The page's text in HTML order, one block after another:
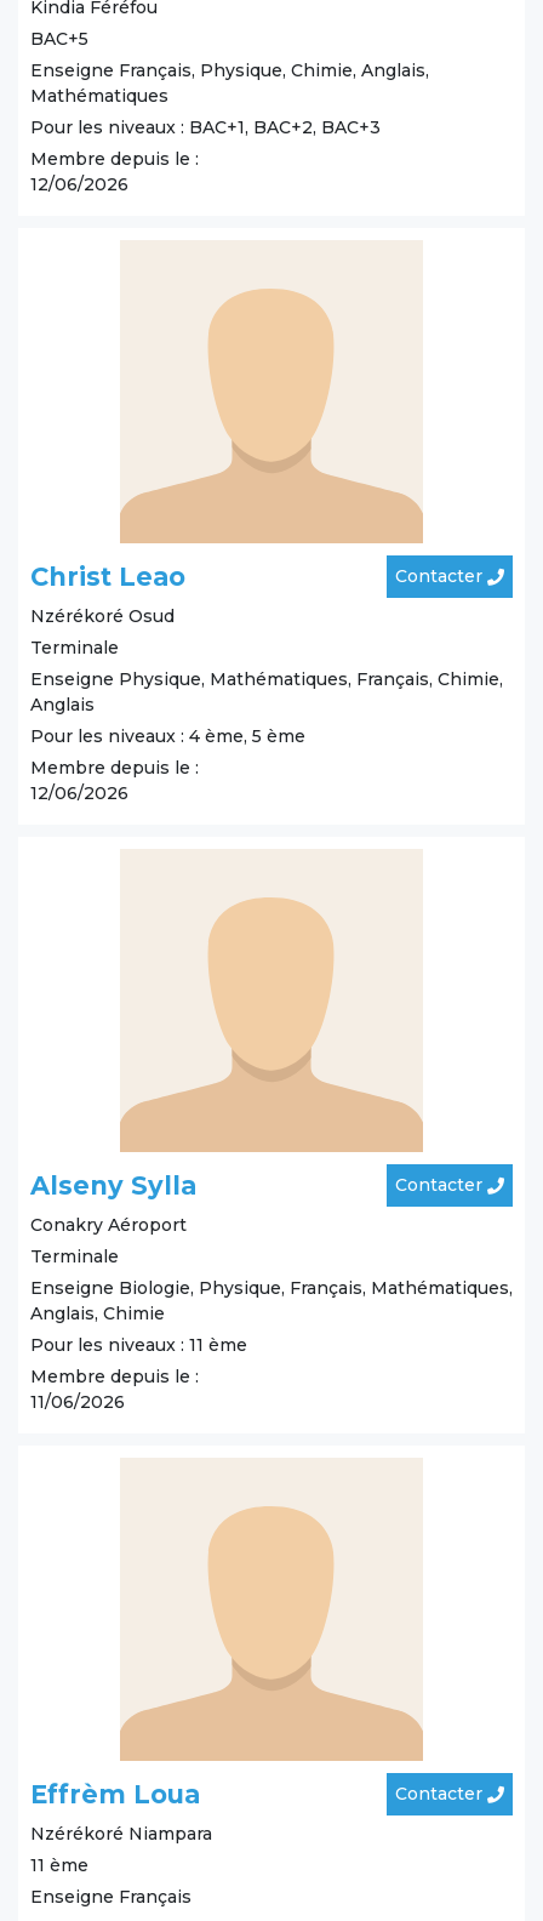
Kindia Féréfou
BAC+5
Enseigne Français, Physique, Chimie, Anglais,
Mathématiques
Pour les niveaux : BAC+1, BAC+2, BAC+3
Membre depuis le :
12/06/2026
Christ Leao
Contacter
Nzérékoré Osud
Terminale
Enseigne Physique, Mathématiques, Français, Chimie,
Anglais
Pour les niveaux : 4 ème, 5 ème
Membre depuis le :
12/06/2026
Alseny Sylla
Contacter
Conakry Aéroport
Terminale
Enseigne Biologie, Physique, Français, Mathématiques,
Anglais, Chimie
Pour les niveaux : 11 ème
Membre depuis le :
11/06/2026
Effrèm Loua
Contacter
Nzérékoré Niampara
11 ème
Enseigne Français